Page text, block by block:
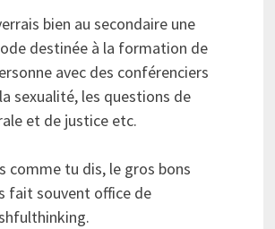
bien au secondaire une
destinée à la formation de
avec des conférenciers
sexualité, les questions de
et de justice etc.
comme tu dis, le gros bons
fait souvent office de